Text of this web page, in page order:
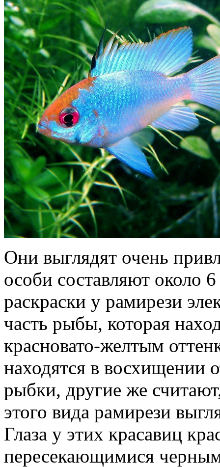
Они выглядят очень
особи составляют около
раскраски у рамирези
часть рыбы, которая
красновато-желтым
находятся в восхищении
рыбки, другие же
этого вида рамирези
Глаза у этих красавиц
пересекающимися